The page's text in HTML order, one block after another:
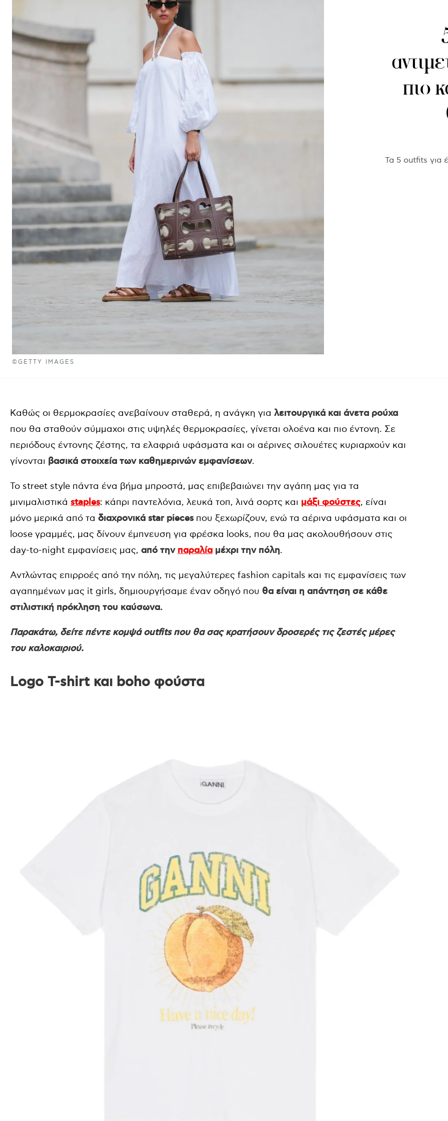
©GETTY IMAGES
πιο
Τα 5 outfits για
Καθώς οι θερμοκρασίες ανεβαίνουν σταθερά, η ανάγκη για λειτουργικά και άνετα ρούχα
που θα σταθούν σύμμαχοι στις υψηλές θερμοκρασίες, γίνεται ολοένα και πιο έντονη. Σε
περιόδους έντονης ζέστης, τα ελαφριά υφάσματα και οι αέρινες σιλουέτες κυριαρχούν και
γίνονται βασικά στοιχεία των καθημερινών εμφανίσεων.
Το street style πάντα ένα βήμα μπροστά, μας επιβεβαιώνει την αγάπη μας για τα
μινιμαλιστικά staples: κάπρι παντελόνια, λευκά τοπ, λινά σορτς και μάξι φούστες, είναι
μόνο μερικά από τα διαχρονικά star piecesπου ξεχωρίζουν, ενώ τα αέρινα υφάσματα και οι
loose γραμμές, μας δίνουν έμπνευση για φρέσκα looks, που θα μας ακολουθήσουν στις
day-to-night εμφανίσεις μας, από την παραλία μέχρι την πόλη.
Αντλώντας επιρροές από την πόλη, τις μεγαλύτερες fashion capitals και τις εμφανίσεις των
αγαπημένων μας it girls, δημιουργήσαμε έναν οδηγό που θα είναι η απάντηση σε κάθε
στιλιστική πρόκληση του καύσωνα.
Παρακάτω, δείτε πέντε κομψά outfits που θα σας κρατήσουν δροσερές τις ζεστές μέρες
του καλοκαιριού.
Logo T-shirt και boho φούστα